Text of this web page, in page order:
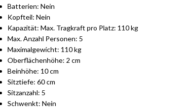
Batterien: Nein
Kopfteil: Nein
Kapazität: Max. Tragkraft pro Platz: 110 kg
Max. Anzahl Personen: 5
Maximalgewicht: 110 kg
Oberflächenhöhe: 2 cm
Beinhöhe: 10 cm
Sitztiefe: 60 cm
Sitzanzahl: 5
Schwenkt: Nein